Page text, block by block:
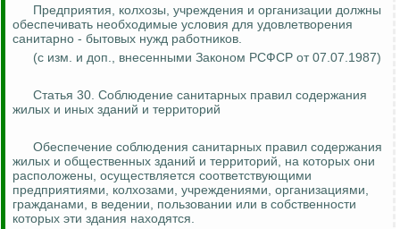
Предприятия, колхозы, учреждения и организации должны
обеспечивать необходимые условия для удовлетворения
санитарно - бытовых нужд работников.
(с изм. и доп., внесенными Законом РСФСР от 07.07.1987)
Статья 30. Соблюдение санитарных правил содержания
жилых и иных зданий и территорий
Обеспечение соблюдения санитарных правил содержания
жилых и общественных зданий и территорий, на которых они
расположены, осуществляется соответствующими
предприятиями, колхозами, учреждениями, организациями,
гражданами, в ведении, пользовании или в собственности
которых эти здания находятся.